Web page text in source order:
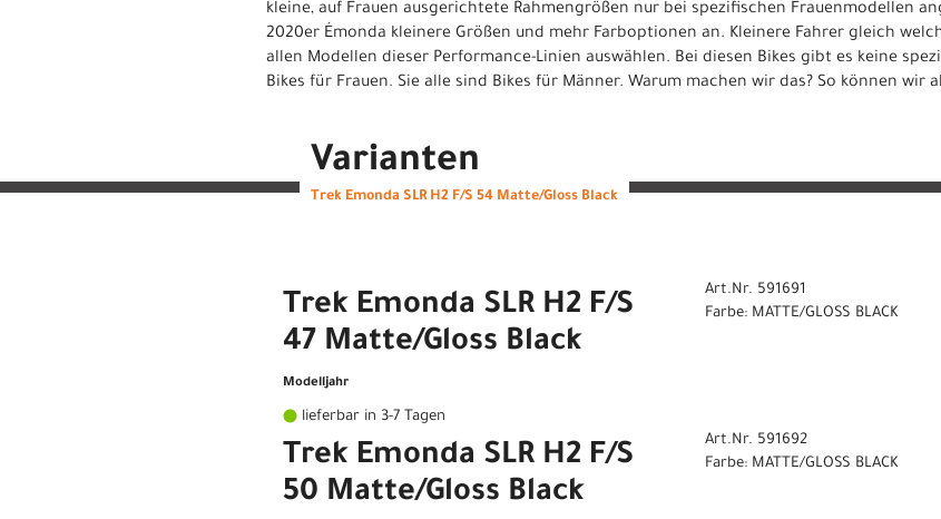
kleine, auf Frauen ausgerichtete Rahmengrößen nur bei spezifischen Frauenmodellen
2020er Émonda kleinere Größen und mehr Farboptionen an. Kleinere Fahrer gleich
allen Modellen dieser Performance-Linien auswählen. Bei diesen Bikes gibt es keine
Bikes für Frauen. Sie alle sind Bikes für Männer. Warum machen wir das? So können wir
Varianten
Trek Emonda SLR H2 F/S 54 Matte/Gloss Black
Trek Emonda SLR H2 F/S
47 Matte/Gloss Black
Modelljahr
lieferbar in 3-7 Tagen
Art.Nr. 591691
Farbe: MATTE/GLOSS BLACK
Trek Emonda SLR H2 F/S
50 Matte/Gloss Black
Art.Nr. 591692
Farbe: MATTE/GLOSS BLACK